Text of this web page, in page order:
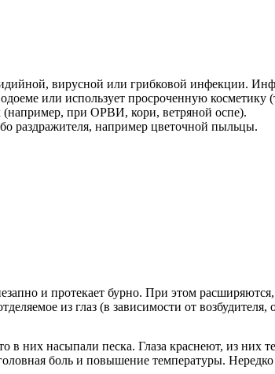
вирусной или грибковой инфекции.
или использует просроченную
(например, при ОРВИ, кори, ветряной оспе).
раздражителя, например цветочной пыльцы.
и протекает бурно. При этом
из глаз (в зависимости от
них насыпали песка. Глаза краснеют, из них
боль и повышение температуры.